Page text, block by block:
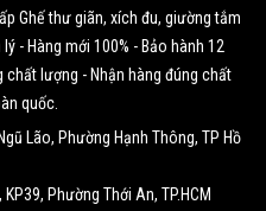
Ghế thư giãn, xích đu, giường tắm
- Hàng mới 100% - Bảo hành 12
lượng - Nhận hàng đúng chất
quốc.
Lão, Phường Hạnh Thông, TP Hồ
Phường Thới An, TP.HCM